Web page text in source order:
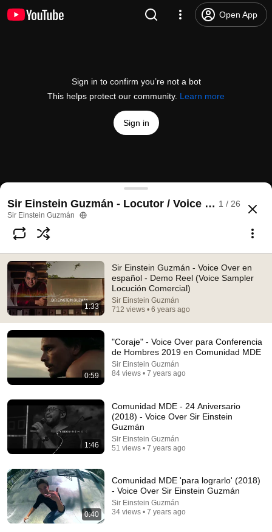
Open App
Sign in to confirm you’re not a bot
This helps protect our community. Learn more
Sign in
Sir Einstein Guzmán - Voice Over en español -
@ SirEinstein 32 likes
Subscribe
Comments
Comment...
If Cops Ask: "Where You Headed?" - Say THIS
Simple Phrase (Might Get You Out Of Jail)
Marcus Reed • 248K views
Sir Einstein Guzmán - Locutor / Voice Over1 / 26
Sir Einstein Guzmán
1:33
Sir Einstein Guzmán - Voice Over en
español - Demo Reel (Voice Sampler
Locución Comercial)
Sir Einstein Guzmán
712 views • 6 years ago
0:59
"Coraje" - Voice Over para Conferencia
de Hombres 2019 en Comunidad MDE
Sir Einstein Guzmán
84 views • 7 years ago
1:46
Comunidad MDE - 24 Aniversario
(2018) - Voice Over Sir Einstein
Guzmán
Sir Einstein Guzmán
51 views • 7 years ago
0:40
Comunidad MDE 'para lograrlo' (2018)
- Voice Over Sir Einstein Guzmán
Sir Einstein Guzmán
34 views • 7 years ago